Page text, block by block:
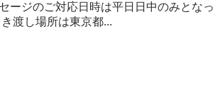
ージのご対応日時は平日日中のみとなっ
渡し場所は東京都...